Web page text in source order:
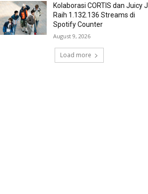
Kolaborasi CORTIS dan Juicy J
Raih 1.132.136 Streams di
Spotify Counter
August 9, 2026
Load more